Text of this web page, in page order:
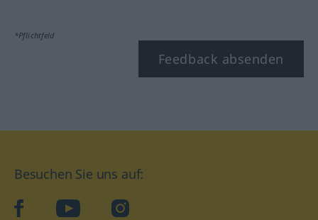
*Pflichtfeld
Feedback absenden
Besuchen Sie uns auf:
facebookYouTube Instagram